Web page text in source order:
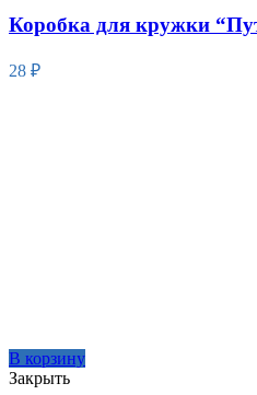
Коробка для кружки
28 ₽
В корзину
Закрыть